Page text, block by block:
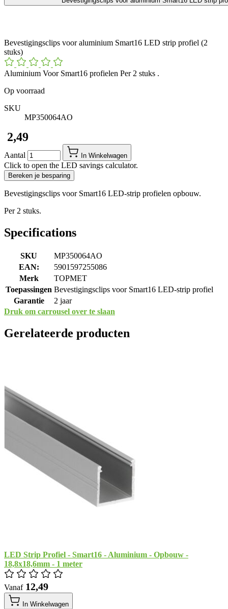
Bevestigingsclips voor aluminium Smart16 LED strip profiel (2
stuks)
Aluminium Voor Smart16 profielen Per 2 stuks .
Op voorraad
SKU
MP350064AO
​ 2,49
Aantal In Winkelwagen
Click to open the LED savings calculator.
Bereken je besparing
Bevestigingsclips voor Smart16 LED-strip profielen opbouw.
Per 2 stuks.
Specifications
SKU
MP350064AO
EAN:
5901597255086
Merk
TOPMET
Toepassingen Bevestigingsclips voor Smart16 LED-strip profiel
Garantie
2 jaar
Druk om carrousel over te slaan
Gerelateerde producten
LED Strip Profiel - Smart16 - Aluminium - Opbouw -
18,8x18,6mm - 1 meter
Vanaf​ 12,49
In Winkelwagen